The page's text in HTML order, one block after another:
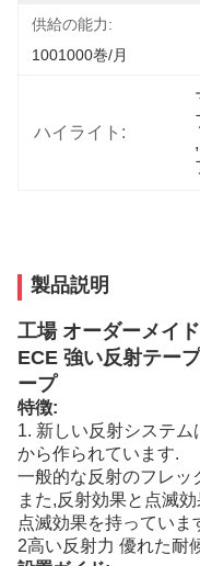
供給の能力:
1001000巻/月
ハイライト:
,
製品説明
工場 オーダーメイ
ECE 強い反射テー
ープ
特徴:
1. 新しい反射システ
から作られています.
一般的な反射のフレッ
また,反射効果と点滅
点滅効果を持っていま
2高い反射力 優れた耐